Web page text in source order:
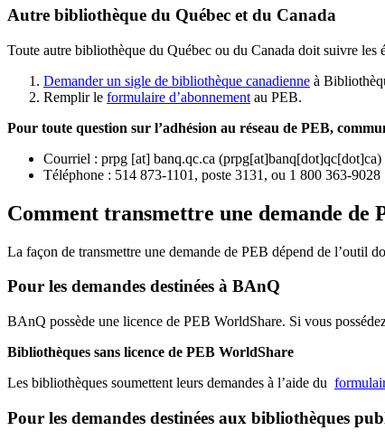
Autre bibliothèque du Québec et du Canada
Toute autre bibliothèque du Québec ou du Canada doit suivre les
Demander un sigle de bibliothèque canadienne à
Remplir le formulaire d’abonnement au PEB.
Pour toute question sur l’adhésion au réseau de PEB,
Courriel : prpg [at] banq.qc.ca (prpg[at]banq[dot]qc[dot]ca)
Téléphone : 514 873-1101, poste 3131, ou 1 800 363-9028
Comment transmettre une demande de
La façon de transmettre une demande de PEB dépend de l’outil
Pour les demandes destinées à BAnQ
BAnQ possède une licence de PEB WorldShare. Si vous
Bibliothèques sans licence de PEB WorldShare
Les bibliothèques soumettent leurs demandes à l’aide du
Pour les demandes destinées aux bibliothèques